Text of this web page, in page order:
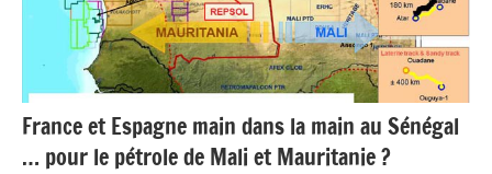
Matières
premières
France et Espagne main dans la main au Sénégal
… pour le pétrole de Mali et Mauritanie ?